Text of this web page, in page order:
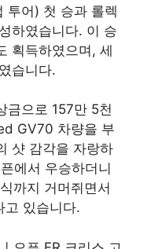
투어) 첫 승과 롤렉
하였습니다. 이 승
획득하였으며, 세
습니다.
금으로 157만 5천
GV70 차량을 부
샷 감각을 자랑하
에서 우승하더니
까지 거머쥐면서
고 있습니다.